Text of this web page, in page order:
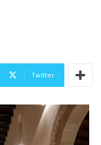
Twitter